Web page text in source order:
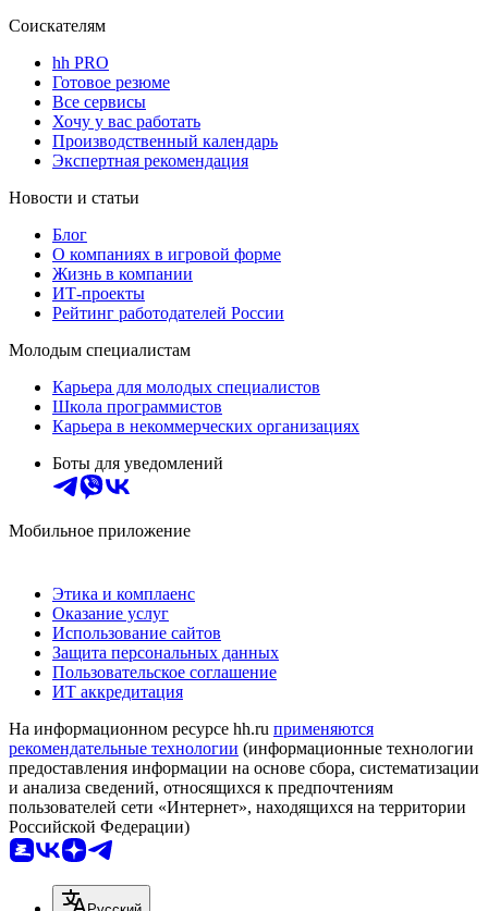
Соискателям
hh PRO
Готовое резюме
Все сервисы
Хочу у вас работать
Производственный календарь
Экспертная рекомендация
Новости и статьи
Блог
О компаниях в игровой форме
Жизнь в компании
ИТ-проекты
Рейтинг работодателей России
Молодым специалистам
Карьера для молодых специалистов
Школа программистов
Карьера в некоммерческих организациях
Боты для уведомлений
Мобильное приложение
Этика и комплаенс
Оказание услуг
Использование сайтов
Защита персональных данных
Пользовательское соглашение
ИТ аккредитация
На информационном ресурсе hh.ru применяются
рекомендательные технологии (информационные технологии
предоставления информации на основе сбора, систематизации
и анализа сведений, относящихся к предпочтениям
пользователей сети «Интернет», находящихся на территории
Российской Федерации)